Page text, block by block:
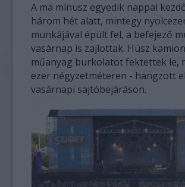
A ma mínusz egyedik nappal
három hét alatt, mintegy
munkájával épült fel, a befejező
vasárnap is zajlottak. Húsz
műanyag burkolatot fektettek le,
ezer négyzetméteren - hangzott
vasárnapi sajtóbejáráson.